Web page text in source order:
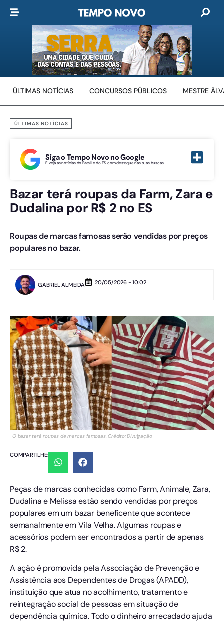
ÚLTIMAS NOTÍCIAS CONCURSOS PÚBLICOS MESTRE
ÚLTIMAS NOTÍCIAS
Siga o Tempo Novo no Google
E veja as notícias do Brasil e do ES com destaque nas suas buscas
Bazar terá roupas da Farm, Zara e
Dudalina por R$ 2 no ES
Roupas de marcas famosas serão vendidas por preços
populares no bazar.
GABRIEL ALMEIDA 20/05/2026 - 10:02
O bazar terá roupas de marcas famosas. Crédito: Divulgação
COMPARTILHE:
Peças de marcas conhecidas como Farm, Animale, Zara,
Dudalina e Melissa estão sendo vendidas por preços
populares em um bazar beneficente que acontece
semanalmente em Vila Velha. Algumas roupas e
acessórios podem ser encontrados a partir de apenas
R$ 2.
A ação é promovida pela Associação de Prevenção e
Assistência aos Dependentes de Drogas (APADD),
instituição que atua no acolhimento, tratamento e
reintegração social de pessoas em situação de
dependência química. Todo o dinheiro arrecadado ajuda